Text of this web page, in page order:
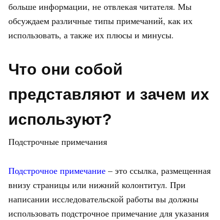
больше информации, не отвлекая читателя. Мы
обсуждаем различные типы примечаний, как их
использовать, а также их плюсы и минусы.
Что они собой
представляют и зачем их
используют?
Подстрочные примечания
Подстрочное примечание – это ссылка, размещенная
внизу страницы или нижний колонтитул. При
написании исследовательской работы вы должны
использовать подстрочное примечание для указания